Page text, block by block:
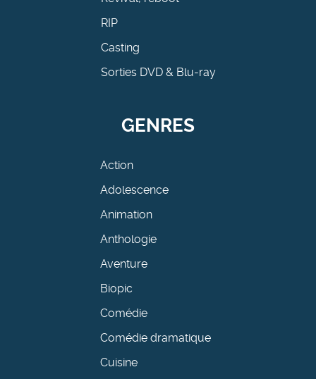
RIP
Casting
Sorties DVD & Blu-ray
GENRES
Action
Adolescence
Animation
Anthologie
Aventure
Biopic
Comédie
Comédie dramatique
Cuisine